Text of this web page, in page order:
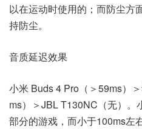
以在运动时使用的；而防尘方
持防尘。
音质延迟效果
小米 Buds 4 Pro（＞59ms）
ms）＞JBL T130NC（无）。
部分的游戏，而小于100ms左